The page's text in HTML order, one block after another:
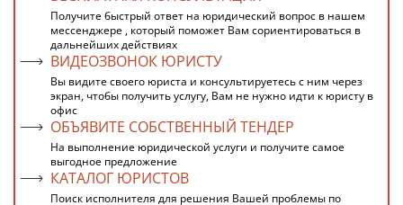
Получите быстрый ответ на юридический вопрос в нашем
мессенджере , который поможет Вам сориентироваться в
дальнейших действиях
ВИДЕОЗВОНОК ЮРИСТУ
Вы видите своего юриста и консультируетесь с ним через
экран, чтобы получить услугу, Вам не нужно идти к юристу в
офис
ОБЪЯВИТЕ СОБСТВЕННЫЙ ТЕНДЕР
На выполнение юридической услуги и получите самое
выгодное предложение
КАТАЛОГ ЮРИСТОВ
Поиск исполнителя для решения Вашей проблемы по